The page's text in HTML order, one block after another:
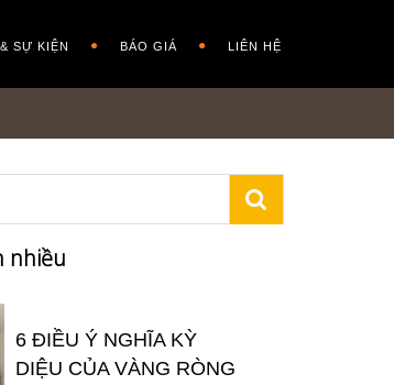
SỰ KIỆN BÁO GIÁ LIÊN HỆ
nhiều
6 ĐIỀU Ý NGHĨA KỲ
DIỆU CỦA VÀNG RÒNG